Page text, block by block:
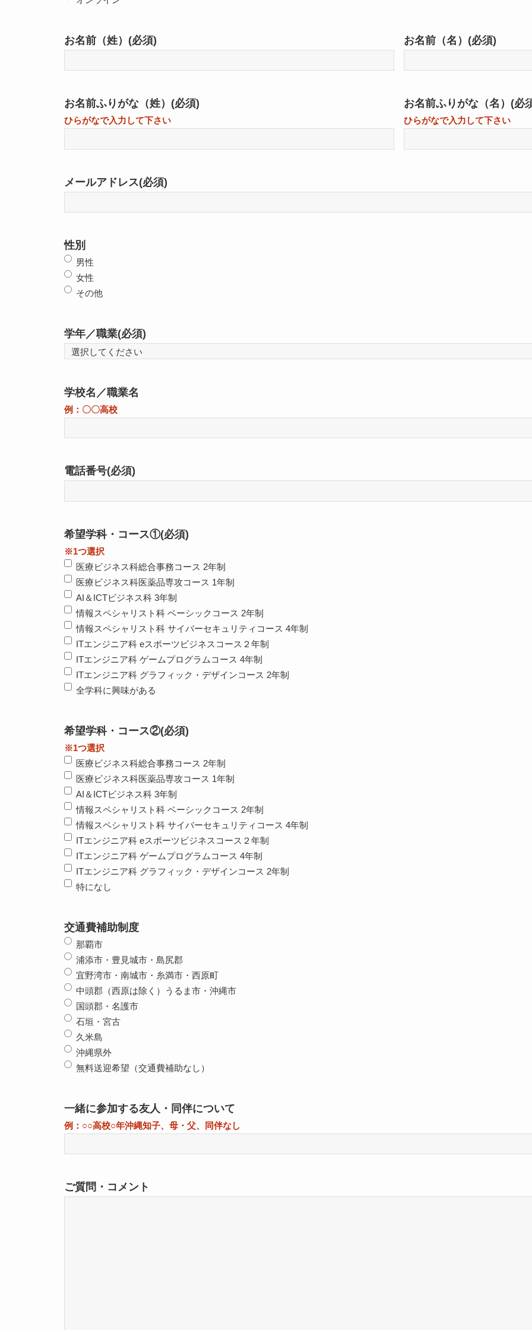
お名前（姓） (必須) お名前（名） (必須)
お名前ふりがな（姓） (必須)
ひらがなで入力して下さい
お名前ふりがな（名） (必
ひらがなで入力して下さい
メールアドレス(必須)
性別
男性
女性
その他
学年／職業(必須)
学校名／職業名
例：〇〇高校
電話番号(必須)
希望学科・コース①(必須)
※1つ選択
医療ビジネス科総合事務コース 2年制
医療ビジネス科医薬品専攻コース 1年制
AI＆ICTビジネス科 3年制
情報スペシャリスト科 ベーシックコース 2年制
情報スペシャリスト科 サイバーセキュリティコース 4年制
ITエンジニア科 eスポーツビジネスコース２年制
ITエンジニア科 ゲームプログラムコース 4年制
ITエンジニア科 グラフィック・デザインコース 2年制
全学科に興味がある
希望学科・コース②(必須)
※1つ選択
医療ビジネス科総合事務コース 2年制
医療ビジネス科医薬品専攻コース 1年制
AI＆ICTビジネス科 3年制
情報スペシャリスト科 ベーシックコース 2年制
情報スペシャリスト科 サイバーセキュリティコース 4年制
ITエンジニア科 eスポーツビジネスコース２年制
ITエンジニア科 ゲームプログラムコース 4年制
ITエンジニア科 グラフィック・デザインコース 2年制
特になし
交通費補助制度
那覇市
浦添市・豊見城市・島尻郡
宜野湾市・南城市・糸満市・西原町
中頭郡（西原は除く）うるま市・沖縄市
国頭郡・名護市
石垣・宮古
久米島
沖縄県外
無料送迎希望（交通費補助なし）
一緒に参加する友人・同伴について
例：○○高校○年沖縄知子、母・父、同伴なし
ご質問・コメント